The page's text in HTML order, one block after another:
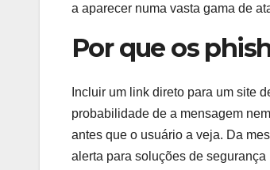
a aparecer numa vasta gama de
Por que os
Incluir um link direto para um site
probabilidade de a mensagem
antes que o usuário a veja. Da
alerta para soluções de